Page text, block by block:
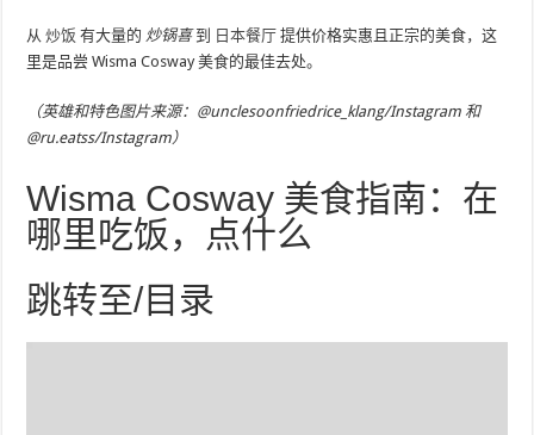
从炒饭 有大量的 炒锅喜到 日本餐厅 提供价格实惠且正宗的美食，这
里是品尝 Wisma Cosway 美食的最佳去处。
（英雄和特色图片来源：@unclesoonfriedrice_klang/Instagram 和
@ru.eatss/Instagram）
Wisma Cosway 美食指南：在
哪里吃饭，点什么
跳转至/目录